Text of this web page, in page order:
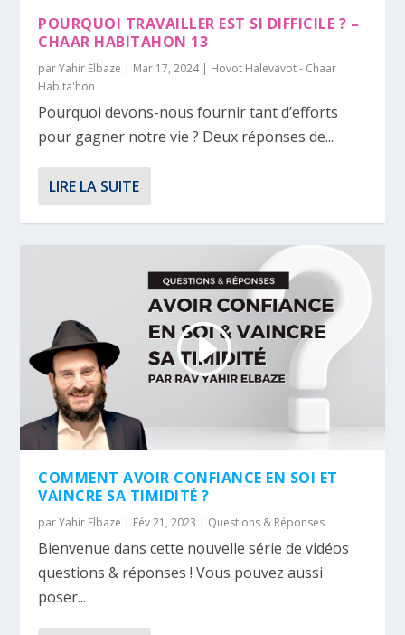
POURQUOI TRAVAILLER EST SI DIFFICILE ? –
CHAAR HABITAHON 13
parYahir Elbaze | Mar 17, 2024| Hovot Halevavot - Chaar
Habita'hon
Pourquoi devons-nous fournir tant d’efforts
pour gagner notre vie ? Deux réponses de...
LIRE LA SUITE
COMMENT AVOIR CONFIANCE EN SOI ET
VAINCRE SA TIMIDITÉ ?
parYahir Elbaze | Fév 21, 2023 | Questions & Réponses
Bienvenue dans cette nouvelle série de vidéos
questions & réponses ! Vous pouvez aussi
poser...